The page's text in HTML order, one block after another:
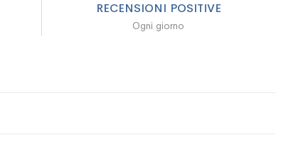
RECENSIONI POSITIVE
Ogni giorno